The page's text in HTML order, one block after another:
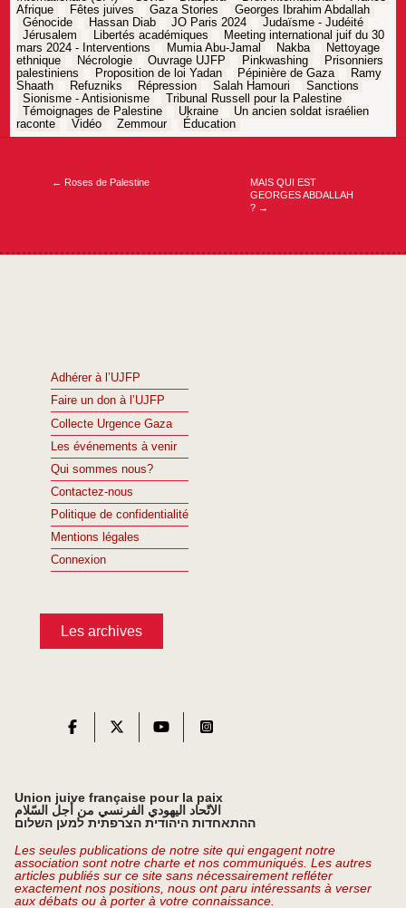
Afrique
Fêtes juives Gaza Stories
Georges Ibrahim Abdallah
Génocide
Hassan Diab JO Paris 2024
Judaïsme - Judéité
Jérusalem
Libertés académiques
Meeting international juif du 30
mars 2024 - Interventions
Mumia Abu-Jamal Nakba
Nettoyage
ethnique
Nécrologie Ouvrage UJFP Pinkwashing
Prisonniers
palestiniens
Proposition de loi Yadan Pépinière de Gaza
Ramy
Shaath
Refuzniks Répression Salah Hamouri
Sanctions
Sionisme - Antisionisme
Tribunal Russell pour la Palestine
Témoignages de Palestine
Ukraine
Un ancien soldat israélien
raconte
Vidéo Zemmour Éducation
Navigation
← Roses de Palestine
MAIS QUI EST
GEORGES ABDALLAH
? →
Adhérer à l’UJFP
Faire un don à l’UJFP
Collecte Urgence Gaza
Les événements à venir
Qui sommes nous?
Contactez-nous
Politique de confidentialité
Mentions légales
Connexion
Les archives
Union juive française pour la paix
الاتّحاد اليهودي الفرنسي من أجل السّلام
ההתאחדות היהודית הצרפתית למען השלום
Les seules publications de notre site qui engagent notre
association sont notre charte et nos communiqués. Les autres
articles publiés sur ce site sans nécessairement refléter
exactement nos positions, nous ont paru intéressants à verser
aux débats ou à porter à votre connaissance.